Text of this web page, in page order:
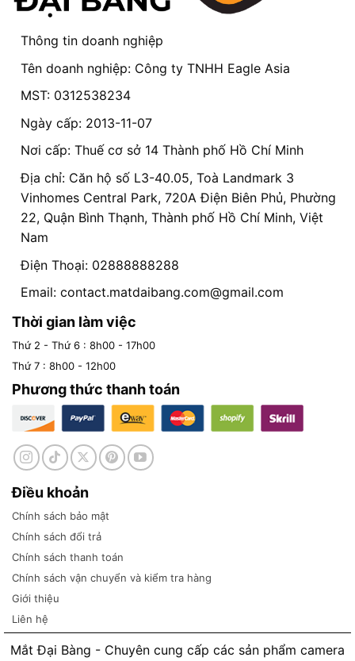
Thông tin doanh nghiệp
Tên doanh nghiệp: Công ty TNHH Eagle Asia
MST: 0312538234
Ngày cấp: 2013-11-07
Nơi cấp: Thuế cơ sở 14 Thành phố Hồ Chí Minh
Địa chỉ: Căn hộ số L3-40.05, Toà Landmark 3
Vinhomes Central Park, 720A Điện Biên Phủ, Phường
22, Quận Bình Thạnh, Thành phố Hồ Chí Minh, Việt
Nam
Điện Thoại: 02888888288
Email: contact.matdaibang.com@gmail.com
Thời gian làm việc
Thứ 2 - Thứ 6 : 8h00 - 17h00
Thứ 7 : 8h00 - 12h00
Phương thức thanh toán
Điều khoản
Chính sách bảo mật
Chính sách đổi trả
Chính sách thanh toán
Chính sách vận chuyển và kiểm tra hàng
Giới thiệu
Liên hệ
Mắt Đại Bàng - Chuyên cung cấp các sản phẩm camera